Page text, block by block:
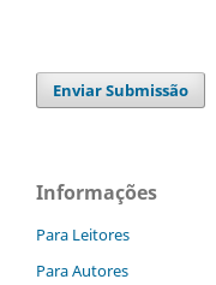
Enviar Submissão
Informações
Para Leitores
Para Autores